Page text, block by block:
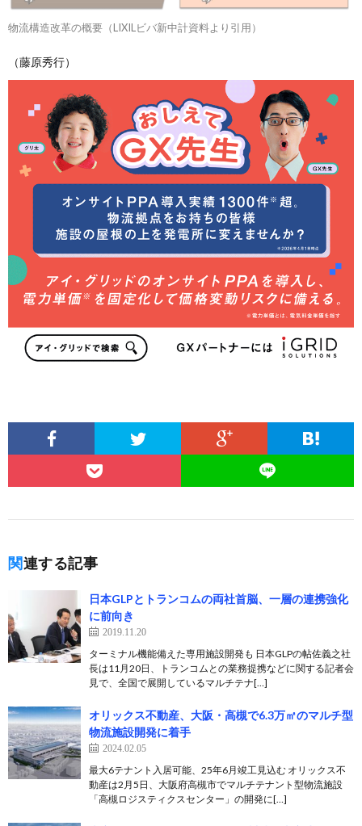
物流構造改革の概要（LIXILビバ新中計資料より引用）
（藤原秀行）
関連する記事
日本GLPとトランコムの両社首脳、一層の連携強化
に前向き
2019.11.20
ターミナル機能備えた専用施設開発も 日本GLPの帖佐義之社
長は11月20日、トランコムとの業務提携などに関する記者会
見で、全国で展開しているマルチテナ[…]
オリックス不動産、大阪・高槻で6.3万㎡のマルチ型
物流施設開発に着手
2024.02.05
最大6テナント入居可能、25年6月竣工見込む オリックス不
動産は2月5日、大阪府高槻市でマルチテナント型物流施設
「高槻ロジスティクスセンター」の開発に[…]